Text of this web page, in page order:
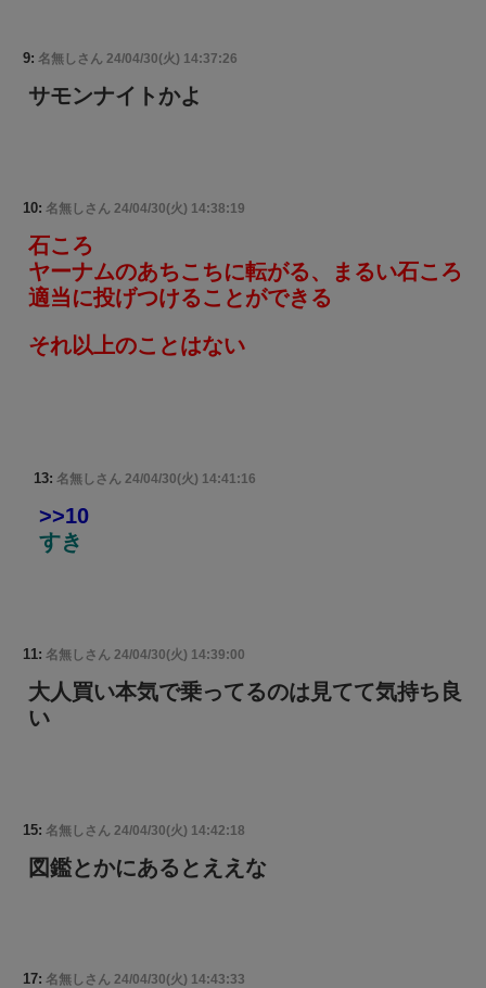
9: 名無しさん 24/04/30(火) 14:37:26
サモンナイトかよ
10: 名無しさん 24/04/30(火) 14:38:19
石ころ
ヤーナムのあちこちに転がる、まるい石ころ
適当に投げつけることができる
それ以上のことはない
13: 名無しさん 24/04/30(火) 14:41:16
>>10
すき
11: 名無しさん 24/04/30(火) 14:39:00
大人買い本気で乗ってるのは見てて気持ち良
い
15: 名無しさん 24/04/30(火) 14:42:18
図鑑とかにあるとええな
17: 名無しさん 24/04/30(火) 14:43:33